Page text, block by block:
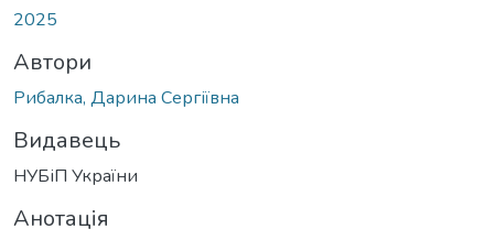
2025
Автори
Рибалка, Дарина Сергіївна
Видавець
НУБіП України
Анотація